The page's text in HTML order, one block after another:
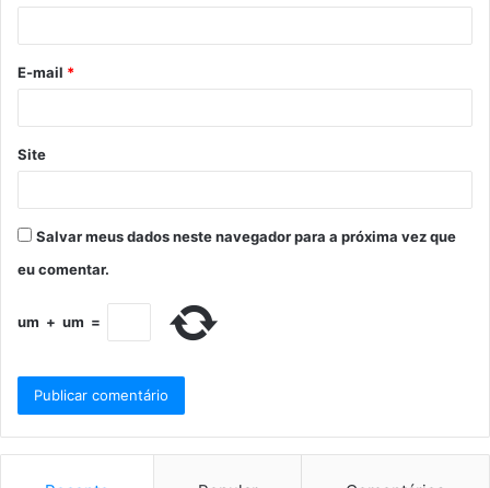
E-mail *
Site
Salvar meus dados neste navegador para a próxima vez que
eu comentar.
um + um =